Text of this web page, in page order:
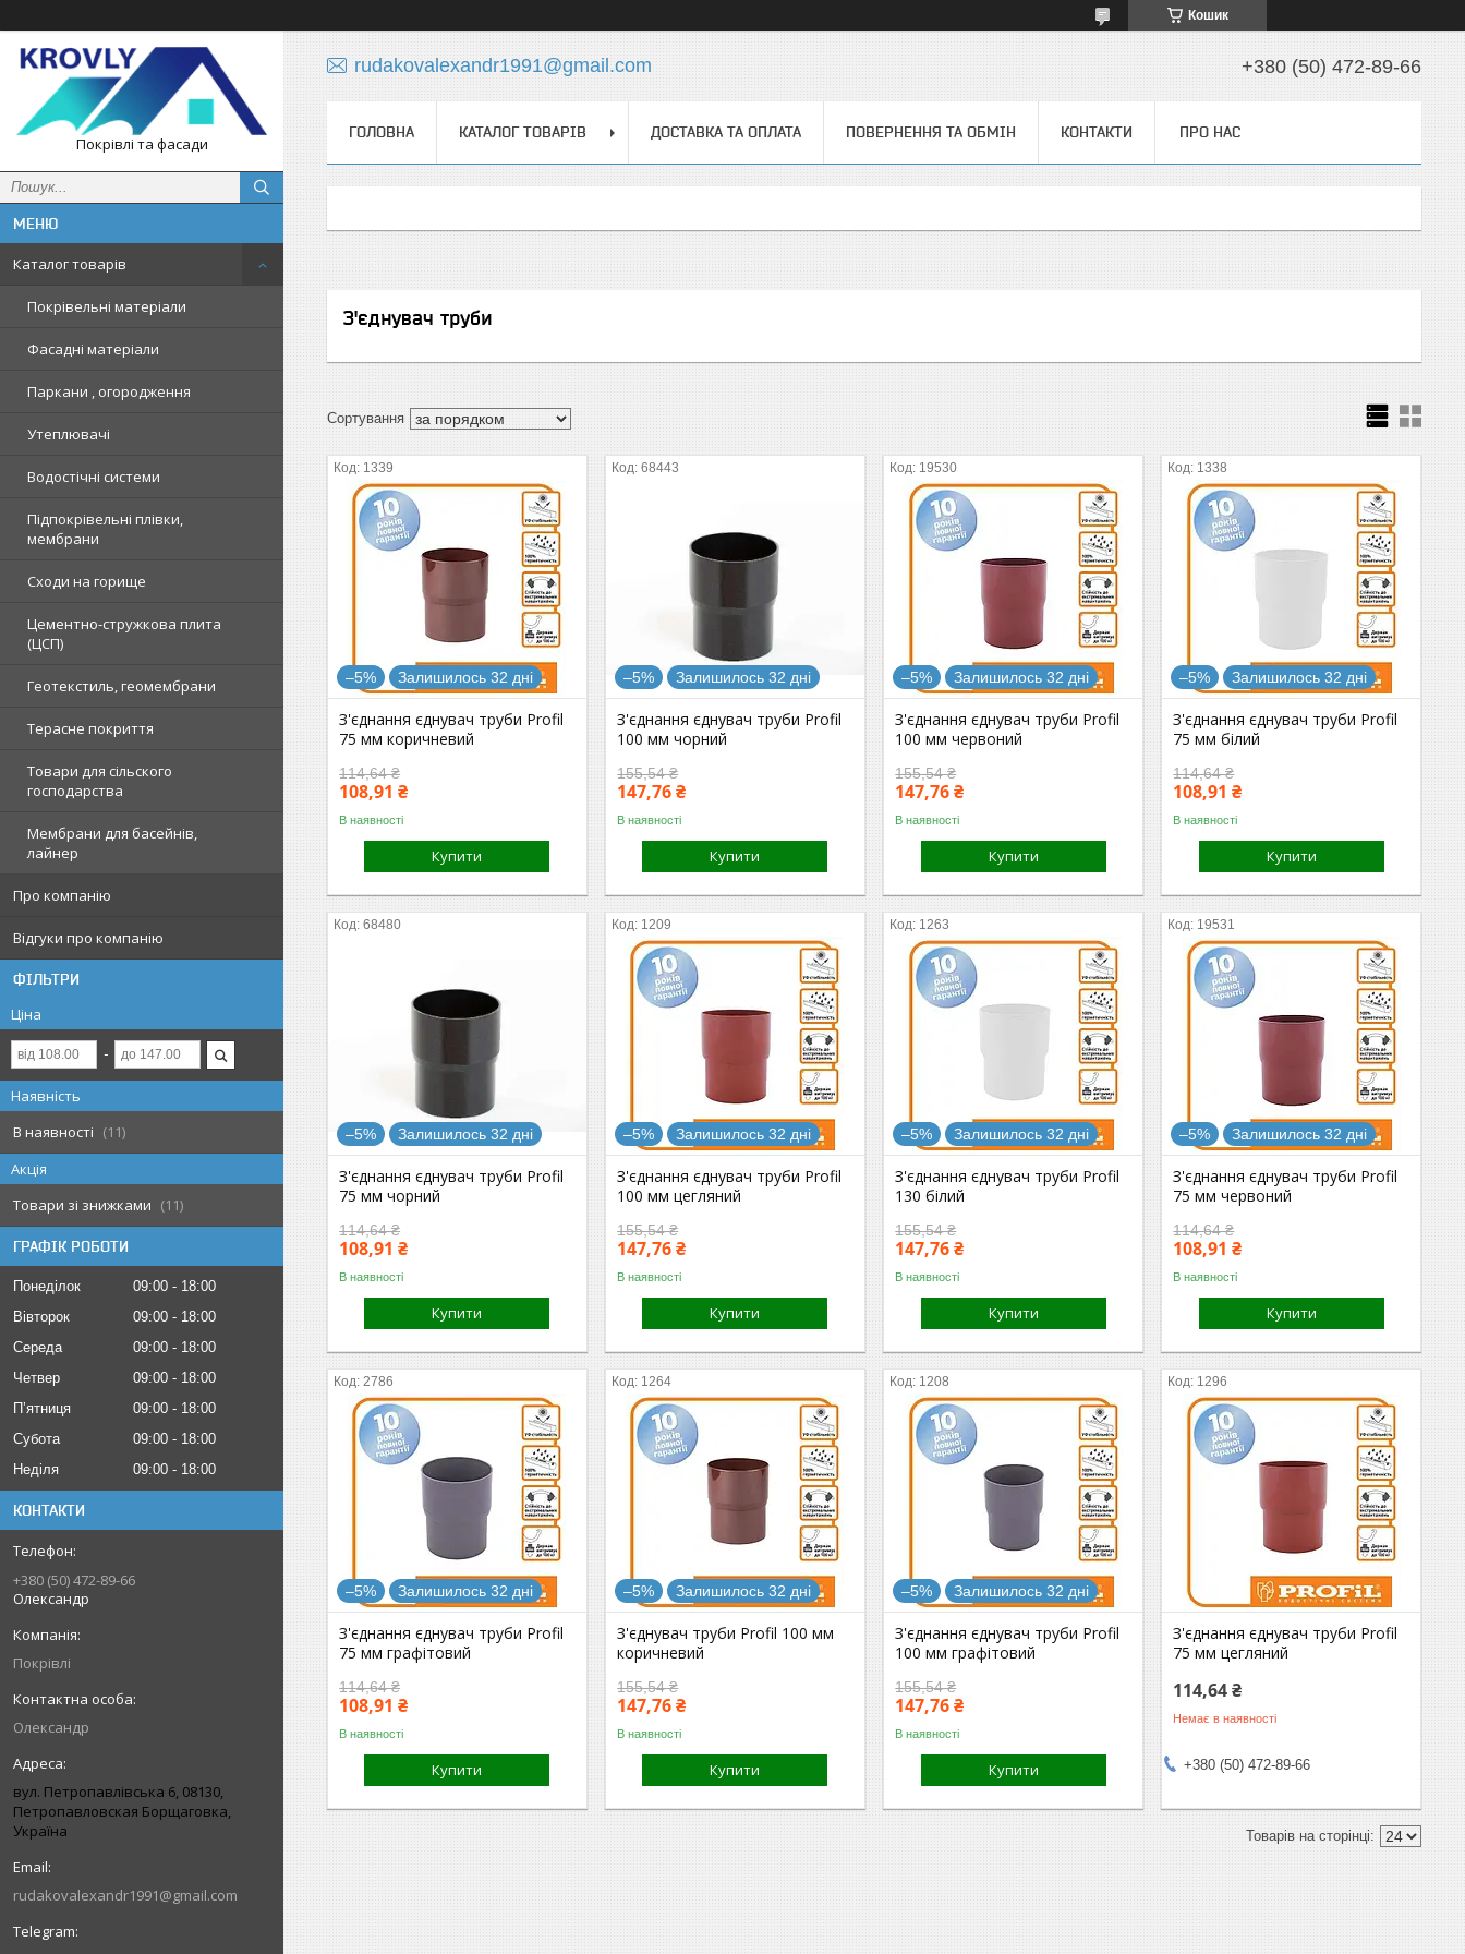
Кошик
Покрівлі та фасади
Каталог товарів
Покрівельні матеріали
Фасадні матеріали
Паркани , огородження
Утеплювачі
Водостічні системи
Підпокрівельні плівки,
мембрани
Сходи на горище
Цементно-стружкова плита
(ЦСП)
Геотекстиль, геомембрани
Терасне покриття
Товари для сільского
господарства
Мембрани для басейнів,
лайнер
Про компанію
Відгуки про компанію
ФІЛЬТРИ
Ціна
Наявність
В наявності
11
Акція
Товари зі знижками
11
ГРАФІК РОБОТИ
Понеділок 09:00
18:00
Вівторок
09:00
18:00
Середа
09:00
18:00
Четвер
09:00
18:00
Пʼятниця
09:00
18:00
Субота
09:00
18:00
Неділя
09:00 18:00
КОНТАКТИ
+380 (50) 472-89-66
Олександр
Покрівлі
Олександр
вул. Петропавлівська 6, 08130,
Петропавловская Борщаговка,
Україна
rudakovalexandr1991@gmail.com
rudakovalexandr1991@gmail.com +380 (50) 472-89-66
ГОЛОВНА КАТАЛОГ ТОВАРІВ ДОСТАВКА ТА ОПЛАТА ПОВЕРНЕННЯ ТА ОБМІН КОНТАКТИ ПРО НАС
З'єднувач труби
1339
–5% Залишилось 32 дні
З'єднання єднувач труби Profil
75 мм коричневий
114,64 ₴
108,91 ₴
В наявності
Купити
68443
–5% Залишилось 32 дні
З'єднання єднувач труби Profil
100 мм чорний
155,54 ₴
147,76 ₴
В наявності
Купити
19530
–5% Залишилось 32 дні
З'єднання єднувач труби Profil
100 мм червоний
155,54 ₴
147,76 ₴
В наявності
Купити
1338
–5% Залишилось 32 дні
З'єднання єднувач труби Profil
75 мм білий
114,64 ₴
108,91 ₴
В наявності
Купити
68480
–5% Залишилось 32 дні
З'єднання єднувач труби Profil
75 мм чорний
114,64 ₴
108,91 ₴
В наявності
Купити
1209
–5% Залишилось 32 дні
З'єднання єднувач труби Profil
100 мм цегляний
155,54 ₴
147,76 ₴
В наявності
Купити
1263
–5% Залишилось 32 дні
З'єднання єднувач труби Profil
130 білий
155,54 ₴
147,76 ₴
В наявності
Купити
19531
–5% Залишилось 32 дні
З'єднання єднувач труби Profil
75 мм червоний
114,64 ₴
108,91 ₴
В наявності
Купити
2786
–5% Залишилось 32 дні
З'єднання єднувач труби Profil
75 мм графітовий
114,64 ₴
108,91 ₴
В наявності
Купити
1264
–5% Залишилось 32 дні
З'єднувач труби Profil 100 мм
коричневий
155,54 ₴
147,76 ₴
В наявності
Купити
1208
–5% Залишилось 32 дні
З'єднання єднувач труби Profil
100 мм графітовий
155,54 ₴
147,76 ₴
В наявності
Купити
1296
З'єднання єднувач труби Profil
75 мм цегляний
114,64 ₴
Немає в наявності
+380 (50) 472-89-66